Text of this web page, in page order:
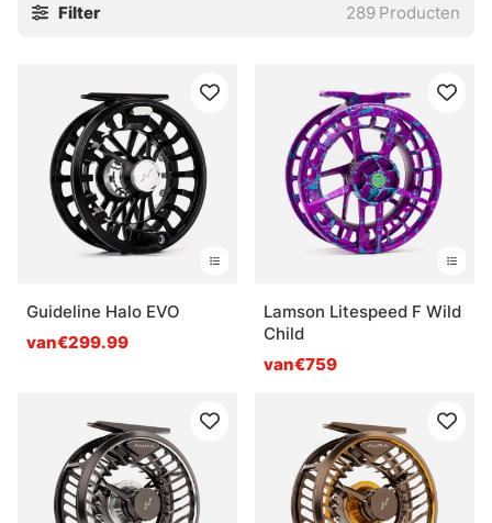
Filter 289 Producten
Guideline Halo EVO
van€299.99
Lamson Litespeed F Wild
Child
van€759